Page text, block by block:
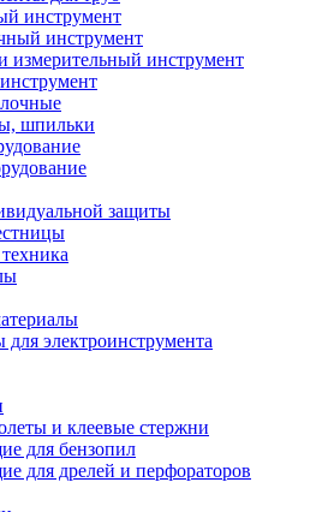
инструмент
инструмент
измерительный инструмент
шпильки
защиты
электроинструмента
и клеевые стержни
для бензопил
для дрелей и перфораторов